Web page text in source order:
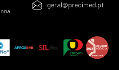
geral@predimed.pt